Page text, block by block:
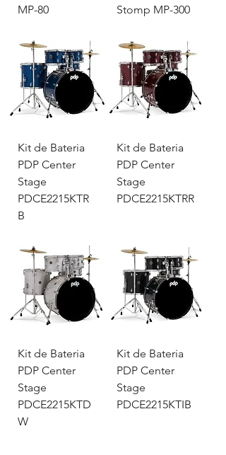
MP-80
Stomp MP-300
Kit de Bateria
PDP Center
Stage
PDCE2215KTR
B
Kit de Bateria
PDP Center
Stage
PDCE2215KTRR
Kit de Bateria
PDP Center
Stage
PDCE2215KTD
W
Kit de Bateria
PDP Center
Stage
PDCE2215KTIB